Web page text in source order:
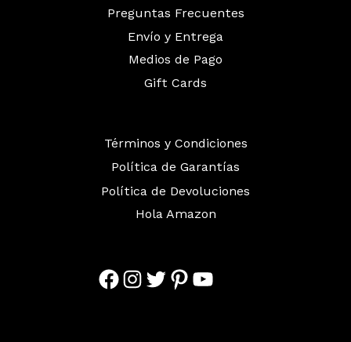
Preguntas Frecuentes
Envío y Entrega
Medios de Pago
Gift Cards
Términos y Condiciones
Política de Garantías
Política de Devoluciones
Hola Amazon
Facebook
Instagram
Twitter
Pinterest